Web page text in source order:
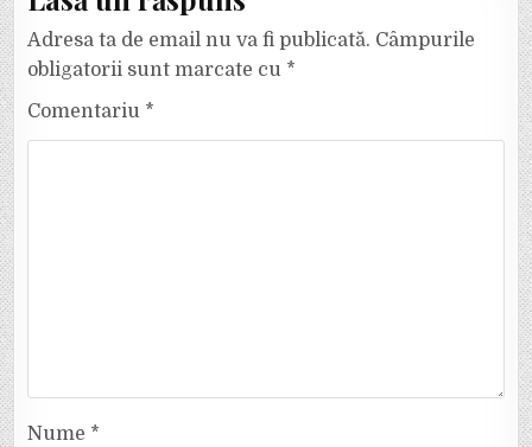
Adresa ta de email nu va fi publicată. Câmpurile
obligatorii sunt marcate cu *
Comentariu *
Nume *